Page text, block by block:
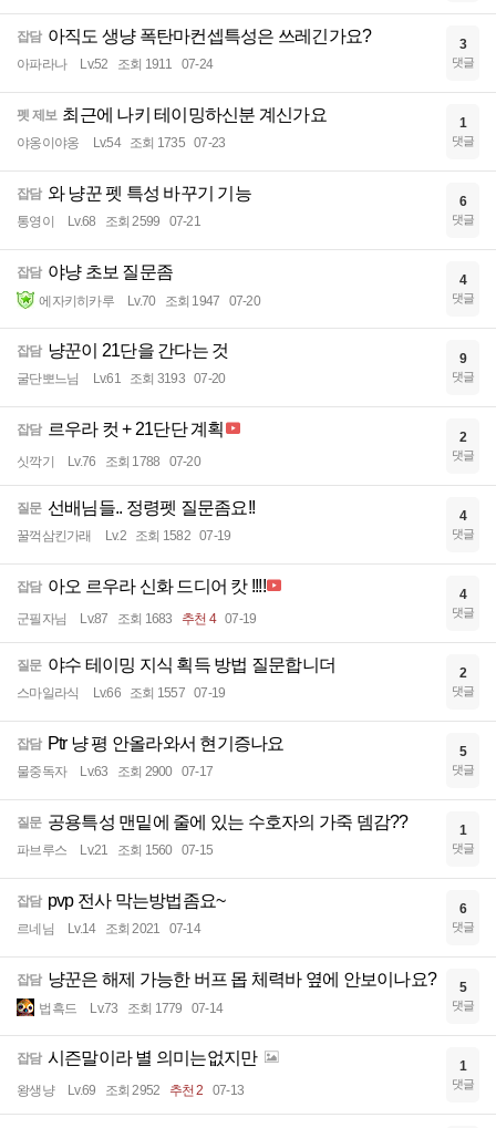
잡담 아직도 생냥 폭탄마컨셉특성은 쓰레긴가요?
아파라나 Lv.52 조회 1911 07-24
3
댓글
펫 제보 최근에 나키 테이밍하신분 계신가요
야옹이야옹 Lv.54 조회 1735 07-23
1
댓글
잡담 와 냥꾼 펫 특성 바꾸기 기능
통영이 Lv.68 조회 2599 07-21
6
댓글
잡담 야냥 초보 질문좀
에자키히카루 Lv.70 조회 1947 07-20
4
댓글
잡담 냥꾼이 21단을 간다는 것
굴단뽀느님 Lv.61 조회 3193 07-20
9
댓글
잡담 르우라 컷 + 21단단 계획
싯깍기 Lv.76 조회 1788 07-20
2
댓글
질문 선배님들.. 정령펫 질문좀요!!
꿀꺽삼킨가래 Lv.2 조회 1582 07-19
4
댓글
잡담 아오 르우라 신화 드디어 캇 !!!!
군필자님 Lv.87 조회 1683 추천 4 07-19
4
댓글
질문 야수 테이밍 지식 획득 방법 질문합니더
스마일라식 Lv.66 조회 1557 07-19
2
댓글
잡담 Ptr 냥 평 안올라와서 현기증나요
물중독자 Lv.63 조회 2900 07-17
5
댓글
질문 공용특성 맨밑에 줄에 있는 수호자의 가죽 뎀감??
파브루스 Lv.21 조회 1560 07-15
1
댓글
잡담 pvp 전사 막는방법좀요~
르네님 Lv.14 조회 2021 07-14
6
댓글
잡담 냥꾼은 해제 가능한 버프 몹 체력바 옆에 안보이나요?
법흑드 Lv.73 조회 1779 07-14
5
댓글
잡담 시즌말이라 별 의미는없지만
왕생냥 Lv.69 조회 2952 추천 2 07-13
1
댓글